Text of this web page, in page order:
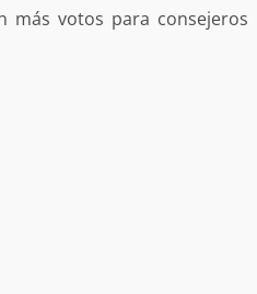
más votos para consejeros